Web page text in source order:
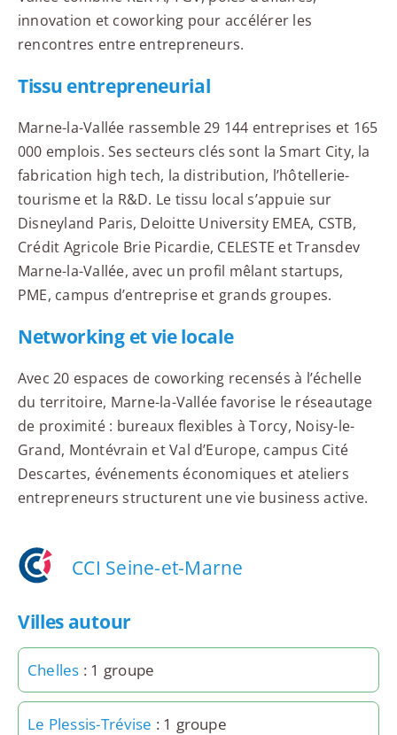
innovation et coworking pour accélérer les
rencontres entre entrepreneurs.
Tissu entrepreneurial
Marne-la-Vallée rassemble 29 144 entreprises et 165
000 emplois. Ses secteurs clés sont la Smart City, la
fabrication high tech, la distribution, l’hôtellerie-
tourisme et la R&D. Le tissu local s’appuie sur
Disneyland Paris, Deloitte University EMEA, CSTB,
Crédit Agricole Brie Picardie, CELESTE et Transdev
Marne-la-Vallée, avec un profil mêlant startups,
PME, campus d’entreprise et grands groupes.
Networking et vie locale
Avec 20 espaces de coworking recensés à l’échelle
du territoire, Marne-la-Vallée favorise le réseautage
de proximité : bureaux flexibles à Torcy, Noisy-le-
Grand, Montévrain et Val d’Europe, campus Cité
Descartes, événements économiques et ateliers
entrepreneurs structurent une vie business active.
CCI Seine-et-Marne
Villes autour
Chelles : 1 groupe
Le Plessis-Trévise : 1 groupe